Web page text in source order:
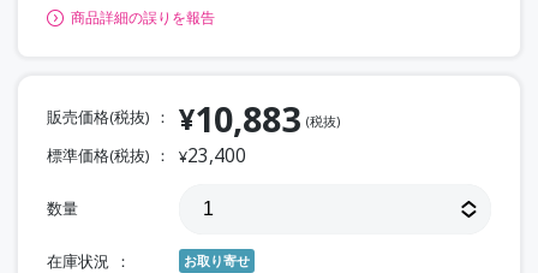
商品詳細の誤りを報告
販売価格(税抜) ¥10,883 (税抜)
標準価格(税抜) ¥23,400
数量
在庫状況 お取り寄せ